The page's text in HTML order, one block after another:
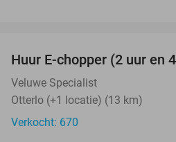
Huur E-chopper (2 uur en
Veluwe Specialist
Otterlo (+1 locatie) (13 km)
Verkocht: 670